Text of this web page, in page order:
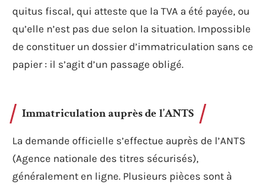
quitus fiscal, qui atteste que la TVA a été payée, ou
qu’elle n’est pas due selon la situation. Impossible
de constituer un dossier d’immatriculation sans ce
papier : il s’agit d’un passage obligé.
Immatriculation auprès de l’ANTS
La demande officielle s’effectue auprès de l’ANTS
(Agence nationale des titres sécurisés),
généralement en ligne. Plusieurs pièces sont à